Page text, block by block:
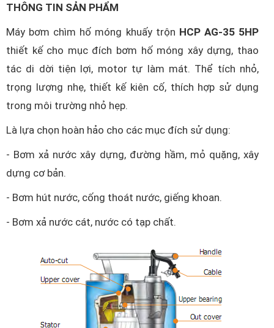
THÔNG TIN SẢN PHẨM
Máy bơm chìm hố móng khuấy trộn HCP AG-35 5HP
thiết kế cho mục đích bơm hố móng xây dựng, thao
tác di dời tiện lợi, motor tự làm mát. Thể tích nhỏ,
trọng lượng nhẹ, thiết kế kiên cố, thích hợp sử dụng
trong môi trường nhỏ hẹp.
Là lựa chọn hoàn hảo cho các mục đích sử dụng:
- Bơm xả nước xây dựng, đường hầm, mỏ quặng, xây
dựng cơ bản.
- Bơm hút nước, cống thoát nước, giếng khoan.
- Bơm xả nước cát, nước có tạp chất.